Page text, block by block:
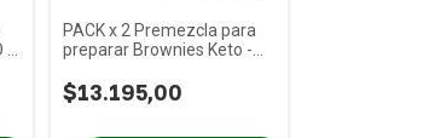
PACK x 2 Premezcla para
preparar Brownies Keto -
$13.195,00